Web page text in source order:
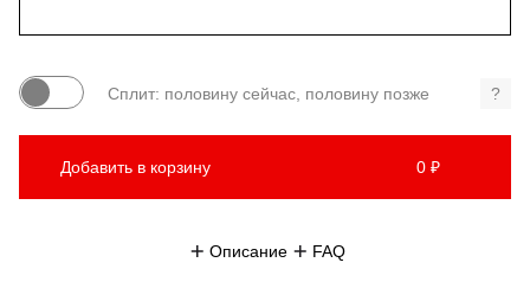
Сплит: половину сейчас, половину позже ?
Добавить в корзину 0 ₽
Описание FAQ